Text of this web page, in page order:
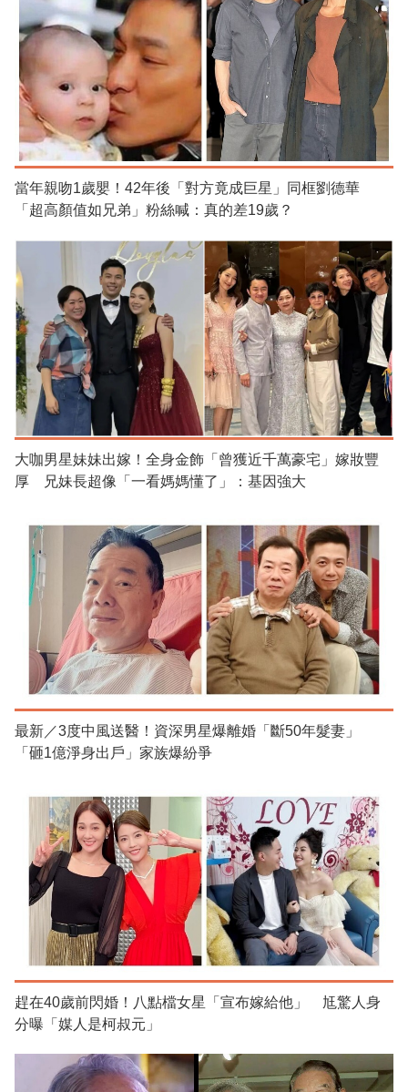
當年親吻1歲嬰！42年後「對方竟成巨星」同框劉德華
「超高顏值如兄弟」粉絲喊：真的差19歲？
大咖男星妹妹出嫁！全身金飾「曾獲近千萬豪宅」嫁妝豐
厚 兄妹長超像「一看媽媽懂了」：基因強大
最新／3度中風送醫！資深男星爆離婚「斷50年髮妻」
「砸1億淨身出戶」家族爆紛爭
趕在40歲前閃婚！八點檔女星「宣布嫁給他」 尪驚人身
分曝「媒人是柯叔元」